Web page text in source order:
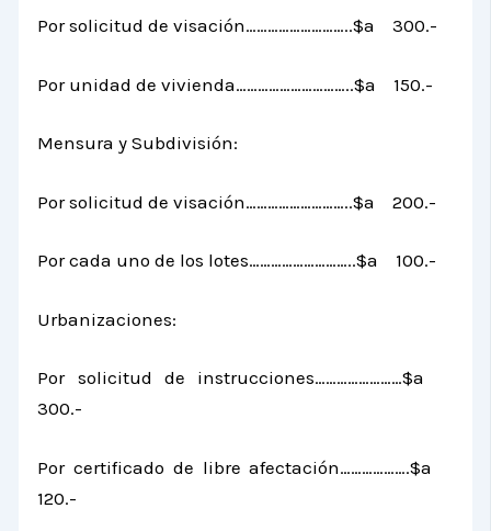
Por solicitud de visación………………………..$a 300.-
Por unidad de vivienda…………………………..$a 150.-
Mensura y Subdivisión:
Por solicitud de visación………………………..$a 200.-
Por cada uno de los lotes………………………..$a 100.-
Urbanizaciones:
Por solicitud de instrucciones……………………$a
300.-
Por certificado de libre afectación……………….$a
120.-